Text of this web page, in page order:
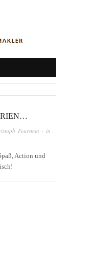
Feurstein · in
Action und